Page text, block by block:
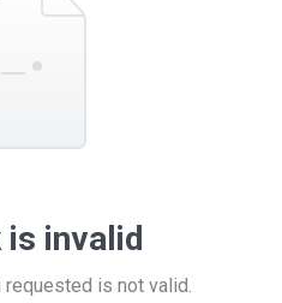
is invalid
is not valid.